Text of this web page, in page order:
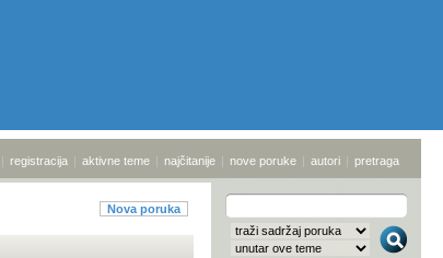
| registracija | aktivne teme | najčitanije | nove poruke | autori | pretraga
Nova poruka